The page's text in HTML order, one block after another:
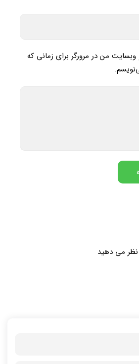
وبسایت من در مرورگر برای زمانی که
نظر می دهید